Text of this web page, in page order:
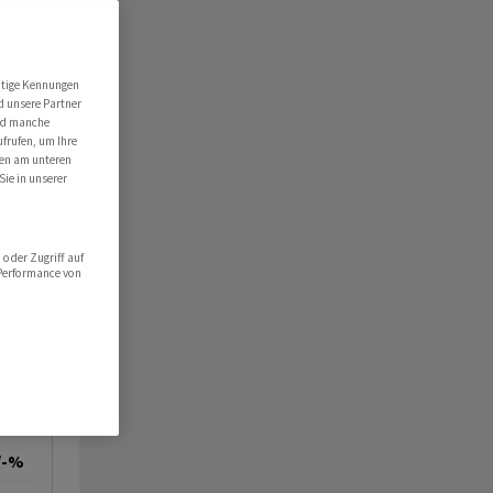
%
Kennungen
unsere Partner
manche
um Ihre
am unteren
in unserer
oder Zugriff auf
von